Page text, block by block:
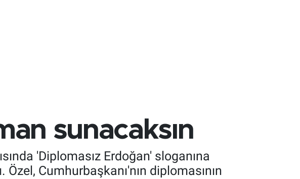
sunacaksın
'Diplomasız Erdoğan' sloganına
Özel, Cumhurbaşkanı'nın diplomasının